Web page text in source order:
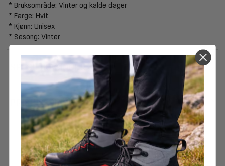
* Bruksområde: Vinter og kalde dager
* Farge: Hvit
* Kjønn: Unisex
* Sesong: Vinter
SPESIFIKASJONER 3
PRISHISTORIKK
FÅR VI FORESLÅ